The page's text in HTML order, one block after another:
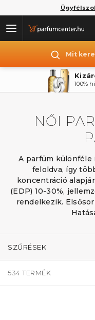
Mit
NŐI
A parfüm különféle
feloldva, így
koncentráció
(EDP) 10-30%,
rendelkezik.
SZŰRÉSEK
534 TERMÉK